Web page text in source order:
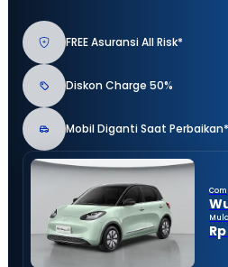
FREE Asuransi All Risk*
Diskon Charge 50%
Mobil Diganti Saat Perbaikan*